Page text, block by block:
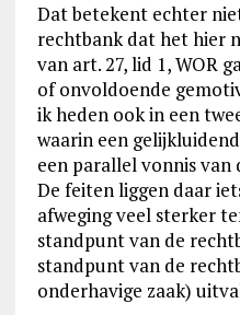
Dat betekent echter
rechtbank dat het hier
van art. 27, lid 1, WOR
of onvoldoende
ik heden ook in een
waarin een
een parallel vonnis
De feiten liggen daar
afweging veel sterker
standpunt van de
standpunt van de
onderhavige zaak)